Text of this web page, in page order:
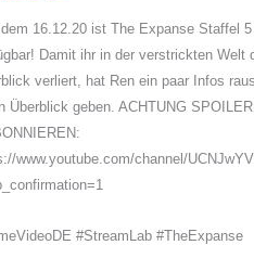
16.12.20 ist The Expanse Staffel
Damit ihr in der verstrickten Welt
verliert, hat Ren ein paar Infos
Überblick geben. ACHTUNG
www.youtube.com/channel/
#StreamLab #TheExpanse